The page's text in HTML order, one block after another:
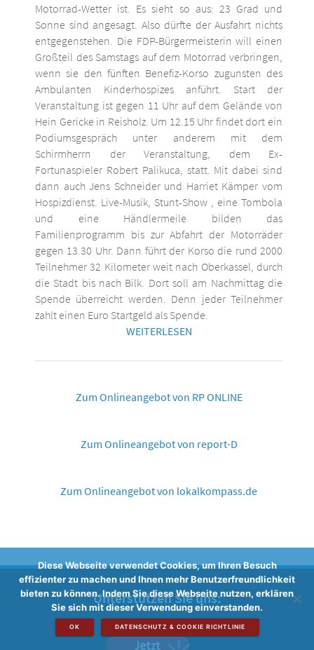
Motorrad-Wetter ist. Es sieht so aus: 23 Grad und
Sonne sind angesagt. Also dürfte der Ausfahrt nichts
entgegenstehen. Die FDP-Bürgermeisterin will einen
Großteil des Samstags auf dem Motorrad verbringen,
wenn sie den fünften Benefiz-Korso zugunsten des
Ambulanten Kinderhospizes anführt. Start der
Veranstaltung ist gegen 11 Uhr auf dem Gelände von
Hein Gericke in Reisholz. Um 12.15 Uhr findet dort ein
Podiumsgespräch unter anderem mit dem
Schirmherrn der Veranstaltung, dem Ex-
Fortunaspieler Robert Palikuca, statt. Mit dabei sind
dann auch Jens Schneider und Harriet Kämper vom
Hospizdienst. Live-Musik, Stunt-Show , eine Tombola
und eine Händlermeile bilden das
Familienprogramm bis zur Abfahrt der Motorräder
gegen 13.30 Uhr. Dann führt der Korso die rund 2000
Teilnehmer 32 Kilometer weit nach Oberkassel, durch
die Stadt bis nach Bilk. Dort soll am Nachmittag die
Spende überreicht werden. Denn jeder Teilnehmer
zahlt einen Euro Startgeld als Spende.
WEITERLESEN
Zum Onlineangebot von RP ONLINE
Zum Onlineangebot von report-D
Zum Onlineangebot von lokalkompass.de
Unterstützen Sie uns:
Diese Webseite verwendet Cookies, um Ihren Besuch
effizienter zu machen und Ihnen mehr Benutzerfreundlichkeit
bieten zu können. Indem Sie diese Webseite nutzen, erklären
Sie sich mit dieser Verwendung einverstanden.
OK DATENSCHUTZ & COOKIE RICHTLINIE